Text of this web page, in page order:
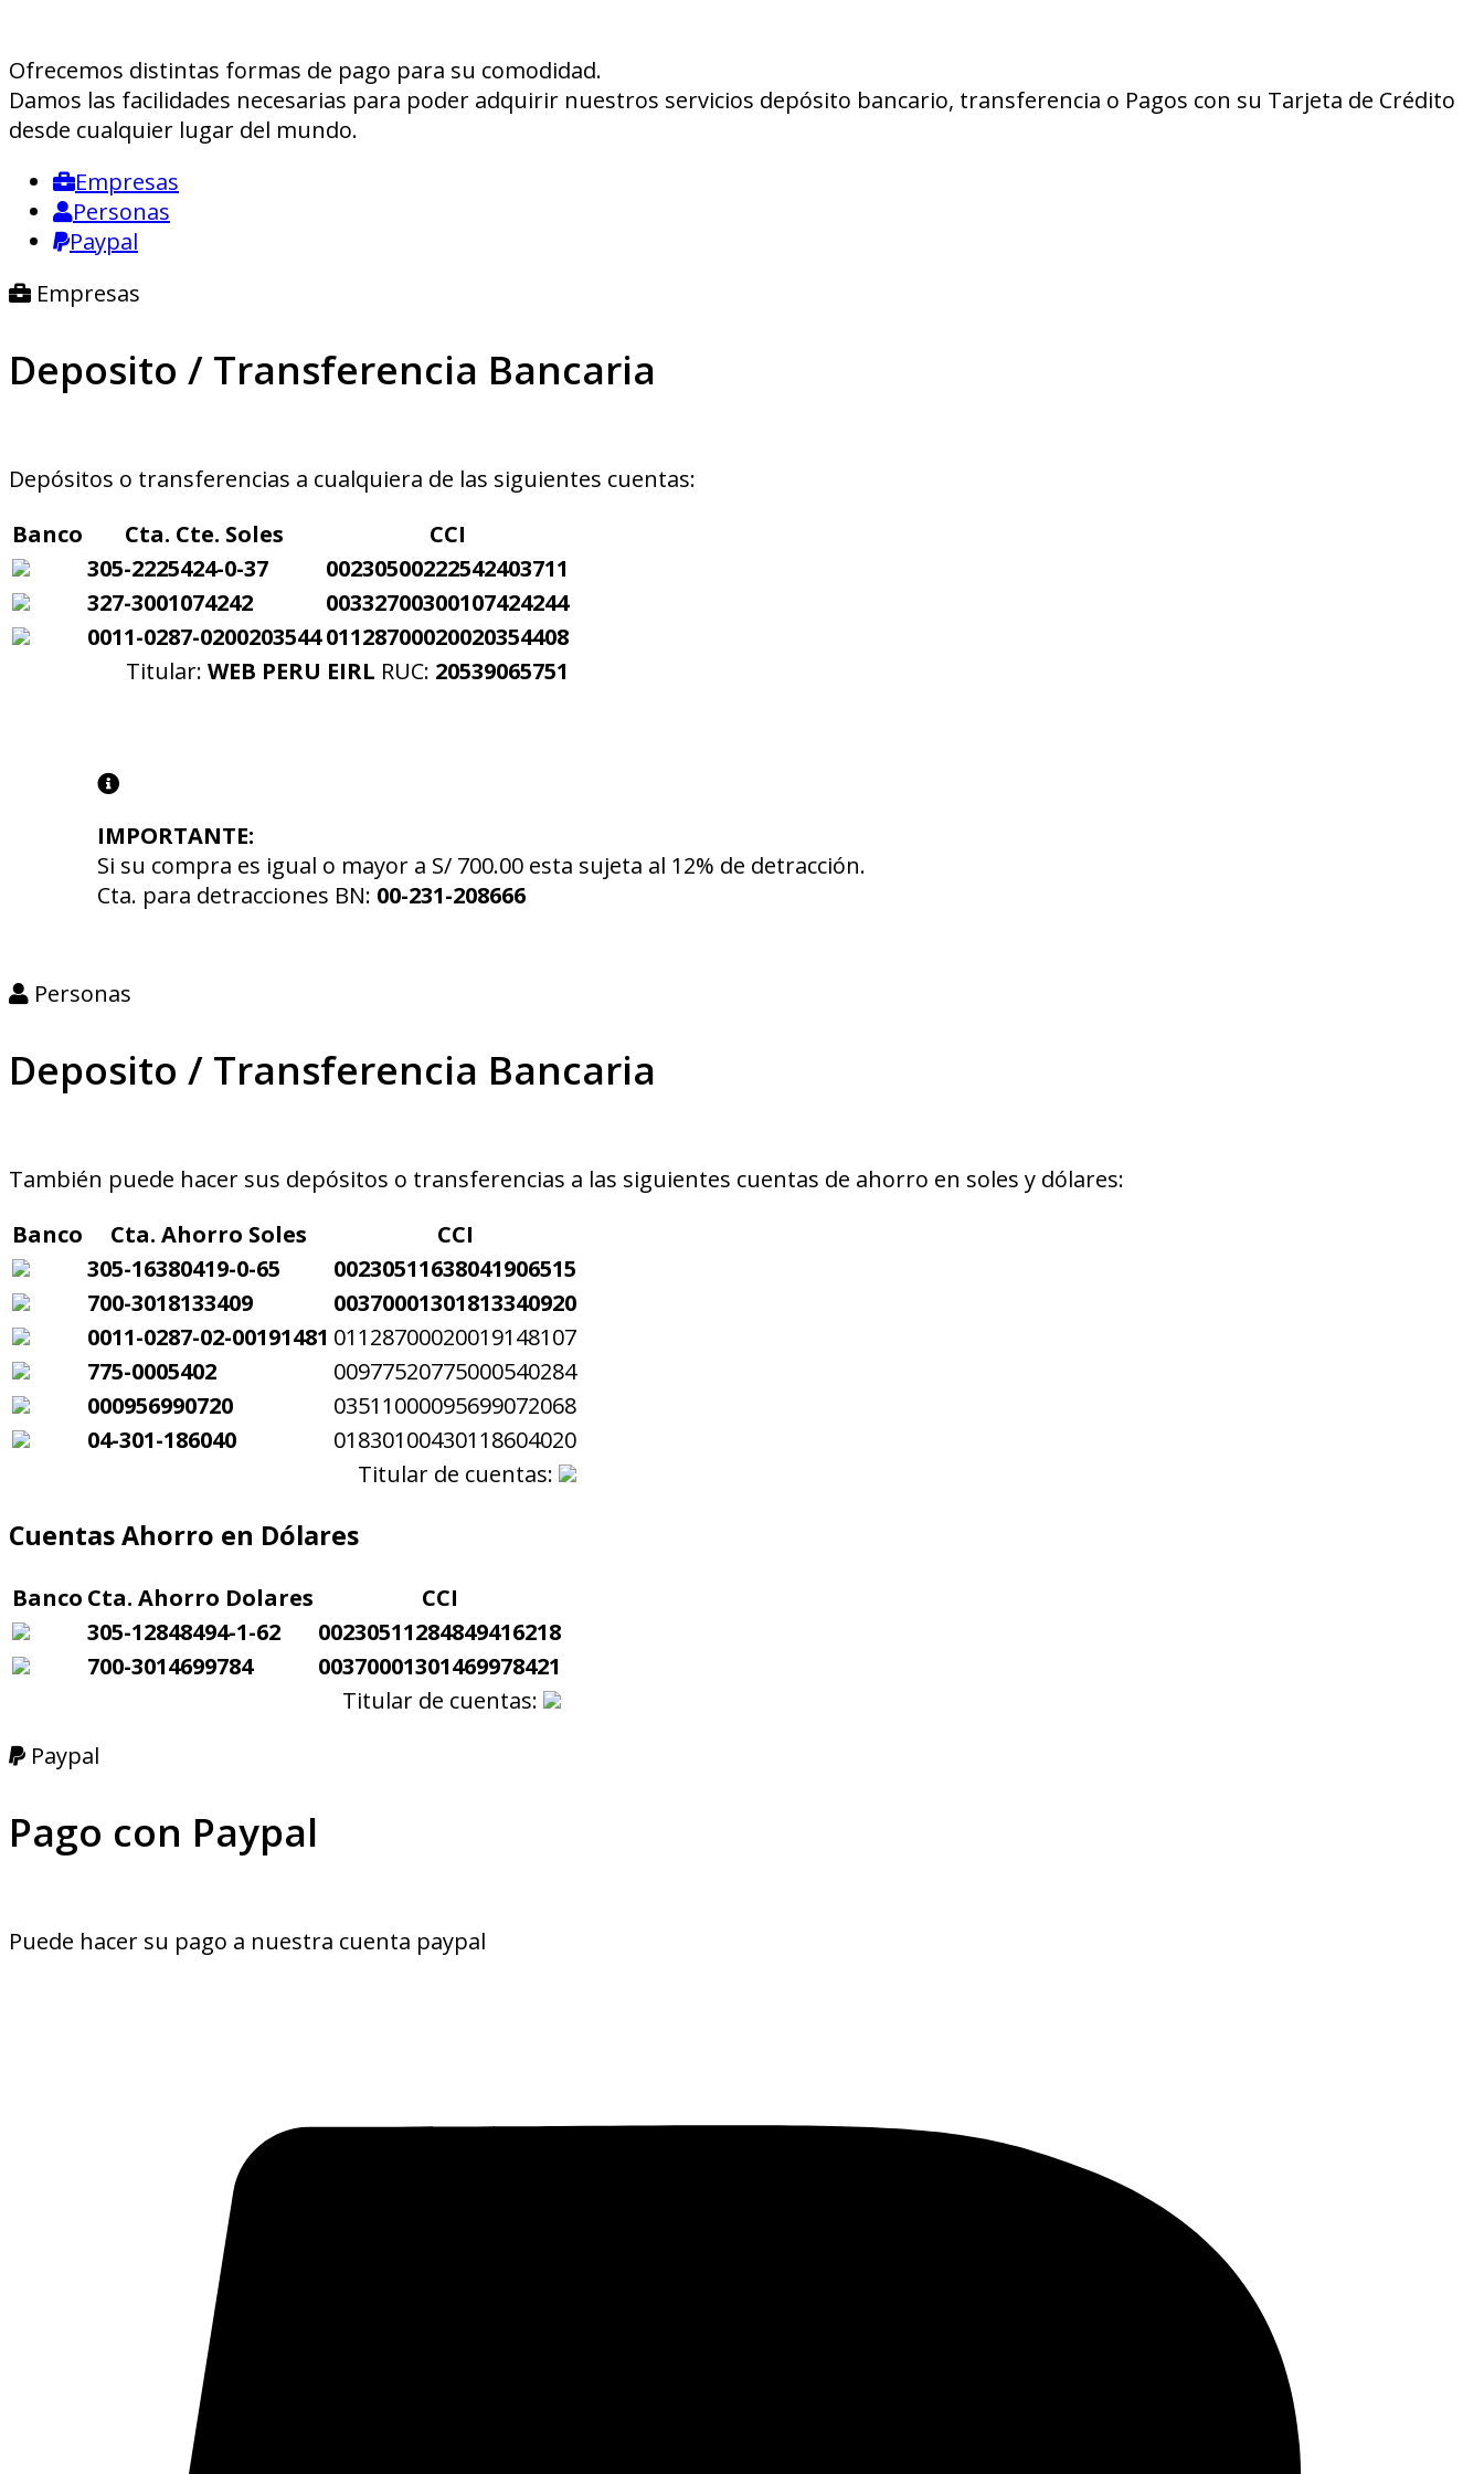
Ofrecemos distintas formas de pago para su comodidad.
Damos las facilidades necesarias para poder adquirir nuestros servicios depósito bancario, transferencia o Pagos con su Tarjeta de Crédito
desde cualquier lugar del mundo.
Empresas
Personas
Paypal
Empresas
Deposito / Transferencia Bancaria
Depósitos o transferencias a cualquiera de las siguientes cuentas:
Banco
Cta. Cte. Soles
CCI
305-2225424-0-37
00230500222542403711
327-3001074242
00332700300107424244
0011-0287-020020354401128700020020354408
Titular: WEB PERU EIRL RUC: 20539065751
IMPORTANTE:
Si su compra es igual o mayor a S/ 700.00 esta sujeta al 12% de detracción.
Cta. para detracciones BN: 00-231-208666
Personas
Deposito / Transferencia Bancaria
También puede hacer sus depósitos o transferencias a las siguientes cuentas de ahorro en soles y dólares:
Banco
Cta. Ahorro Soles
CCI
305-16380419-0-65
00230511638041906515
700-3018133409
00370001301813340920
0011-0287-02-00191481 01128700020019148107
775-0005402
00977520775000540284
000956990720
03511000095699072068
04-301-186040
01830100430118604020
Titular de cuentas:
Cuentas Ahorro en Dólares
Banco Cta. Ahorro Dolares
CCI
305-12848494-1-62
00230511284849416218
700-3014699784
00370001301469978421
Titular de cuentas:
Paypal
Pago con Paypal
Puede hacer su pago a nuestra cuenta paypal